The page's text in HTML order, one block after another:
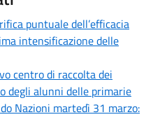
puntuale dell’efficacia
intensificazione delle
centro di raccolta dei
degli alunni delle primarie
Nazioni martedì 31 marzo: